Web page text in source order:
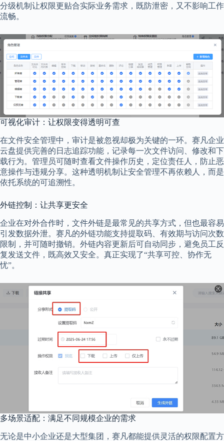
分级机制让权限更贴合实际业务需求，既防泄密，又不影响工作
流畅。
可视化审计：让权限变得透明可查
在文件安全管理中，审计是被忽视却极为关键的一环。赛凡企业
云盘提供完善的日志追踪功能，记录每一次文件访问、修改和下
载行为。管理员可随时查看文件操作历史，定位责任人，防止恶
意操作与违规分享。这种透明机制让安全管理不再依赖人，而是
依托系统的可追溯性。
外链控制：让共享更安全
企业在对外合作时，文件外链是最常见的共享方式，但也最容易
引发数据外泄。赛凡的外链功能支持提取码、有效期与访问次数
限制，并可随时撤销。外链内容更新后可自动同步，避免员工反
复发送文件，既高效又安全。真正实现了“共享可控、协作无
忧”。
多场景适配：满足不同规模企业的需求
无论是中小企业还是大型集团，赛凡都能提供灵活的权限配置方